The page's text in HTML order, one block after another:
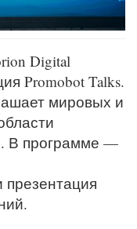
Digital
Promobot Talks.
мировых и
В программе —